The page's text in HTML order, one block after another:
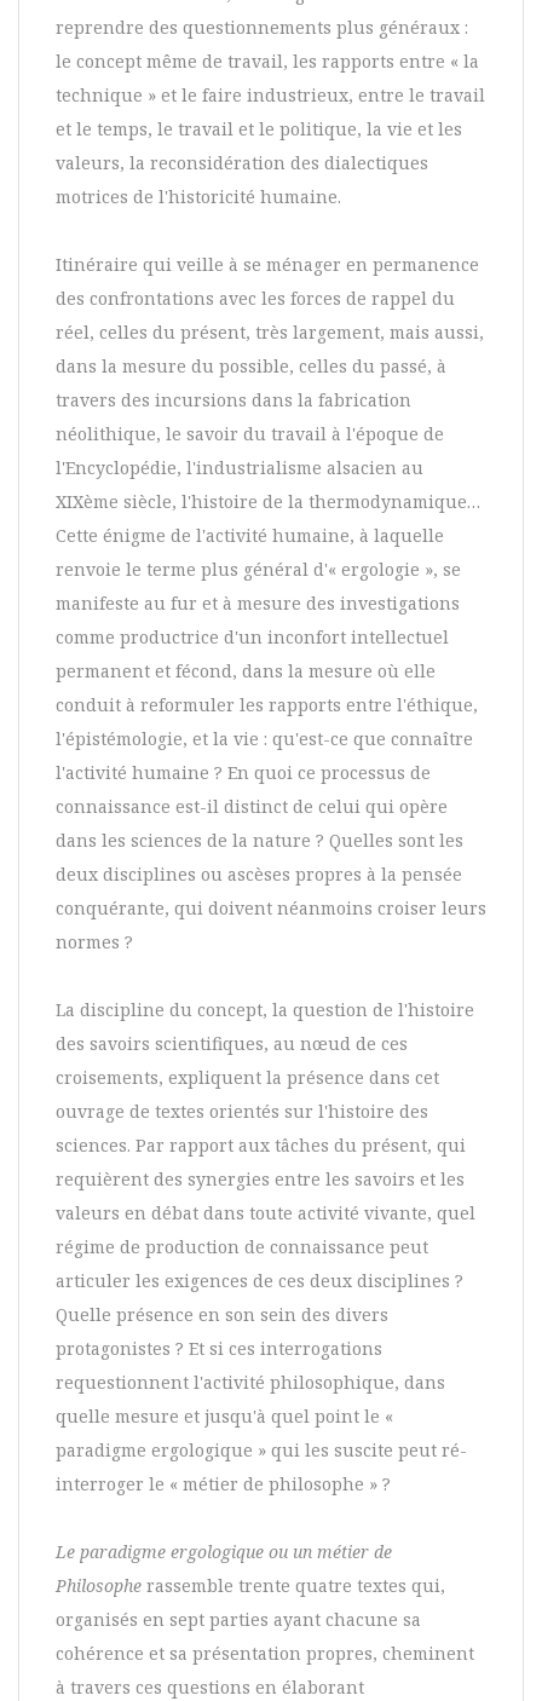
reprendre des questionnements plus généraux :
le concept même de travail, les rapports entre « la
technique » et le faire industrieux, entre le travail
et le temps, le travail et le politique, la vie et les
valeurs, la reconsidération des dialectiques
motrices de l'historicité humaine.
Itinéraire qui veille à se ménager en permanence
des confrontations avec les forces de rappel du
réel, celles du présent, très largement, mais aussi,
dans la mesure du possible, celles du passé, à
travers des incursions dans la fabrication
néolithique, le savoir du travail à l'époque de
l'Encyclopédie, l'industrialisme alsacien au
XIXème siècle, l'histoire de la thermodynamique…
Cette énigme de l'activité humaine, à laquelle
renvoie le terme plus général d'« ergologie », se
manifeste au fur et à mesure des investigations
comme productrice d'un inconfort intellectuel
permanent et fécond, dans la mesure où elle
conduit à reformuler les rapports entre l'éthique,
l'épistémologie, et la vie : qu'est-ce que connaître
l'activité humaine ? En quoi ce processus de
connaissance est-il distinct de celui qui opère
dans les sciences de la nature ? Quelles sont les
deux disciplines ou ascèses propres à la pensée
conquérante, qui doivent néanmoins croiser leurs
normes ?
La discipline du concept, la question de l'histoire
des savoirs scientifiques, au nœud de ces
croisements, expliquent la présence dans cet
ouvrage de textes orientés sur l'histoire des
sciences. Par rapport aux tâches du présent, qui
requièrent des synergies entre les savoirs et les
valeurs en débat dans toute activité vivante, quel
régime de production de connaissance peut
articuler les exigences de ces deux disciplines ?
Quelle présence en son sein des divers
protagonistes ? Et si ces interrogations
requestionnent l'activité philosophique, dans
quelle mesure et jusqu'à quel point le «
paradigme ergologique » qui les suscite peut ré-
interroger le « métier de philosophe » ?
Le paradigme ergologique ou un métier de
Philosophe rassemble trente quatre textes qui,
organisés en sept parties ayant chacune sa
cohérence et sa présentation propres, cheminent
à travers ces questions en élaborant